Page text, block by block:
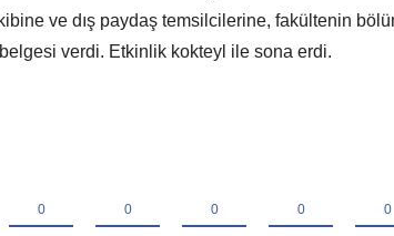
ve dış paydaş temsilcilerine, fakültenin
verdi. Etkinlik kokteyl ile sona erdi.